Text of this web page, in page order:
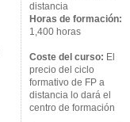
distancia
Horas de formación:
1,400 horas
Coste del curso: El
precio del ciclo
formativo de FP a
distancia lo dará el
centro de formación